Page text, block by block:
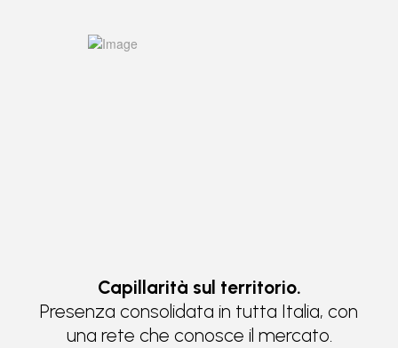
Capillarità sul territorio.
Presenza consolidata in tutta Italia, con
una rete che conosce il mercato.